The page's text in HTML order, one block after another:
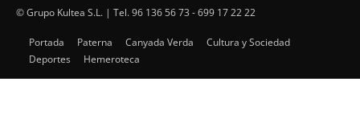
Encuentra cada mes en tu punto habitual nuestra edición
Paterna.
© Grupo Kultea S.L. | Tel. 96 136 56 73 - 699 17 22 22
Portada Paterna Canyada Verda
Cultura y Sociedad
Deportes
Hemeroteca